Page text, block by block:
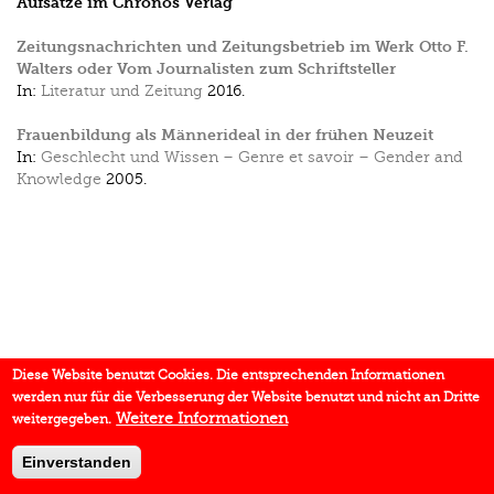
Zeitungsnachrichten und Zeitungsbetrieb im Werk Otto F.
Walters oder Vom Journalisten zum Schriftsteller
In: Literatur und Zeitung 2016.
Frauenbildung als Männerideal in der frühen Neuzeit
In: Geschlecht und Wissen – Genre et savoir – Gender and
Knowledge 2005.
Diese Website benutzt Cookies. Die entsprechenden Informationen
werden nur für die Verbesserung der Website benutzt und nicht an Dritte
weitergegeben. Weitere Informationen
Einverstanden